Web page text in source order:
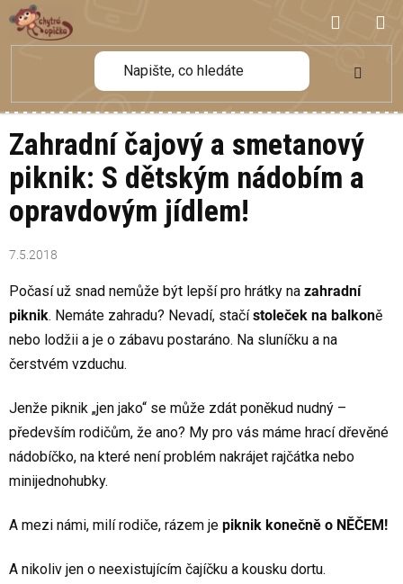
Přejít
na
obsah
KOŠÍK
Zahradní čajový a smetanový
piknik: S dětským nádobím a
opravdovým jídlem!
7.5.2018
Počasí už snad nemůže být lepší pro hrátky na zahradní
piknik. Nemáte zahradu? Nevadí, stačístoleček na balkoně
nebo lodžii a je o zábavu postaráno. Na sluníčku a na
čerstvém vzduchu.
Jenže piknik „jen jako“ se může zdát poněkud nudný –
především rodičům, že ano? My pro vás máme hrací dřevěné
nádobíčko, na které není problém nakrájet rajčátka nebo
minijednohubky.
A mezi námi, milí rodiče, rázem je piknik konečně o NĚČEM!
A nikoliv jen o neexistujícím čajíčku a kousku dortu.